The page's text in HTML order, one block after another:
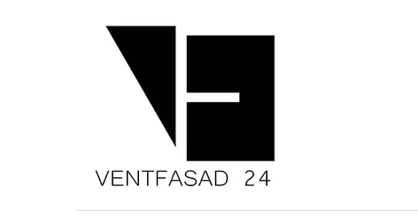
АЛЮМИНИЕВЫЙ
КІРІҢІЗ
ПАРОЛЬДІ
БА?